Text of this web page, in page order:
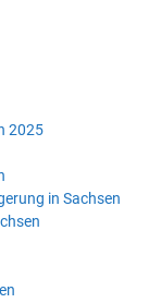
2025
in Sachsen